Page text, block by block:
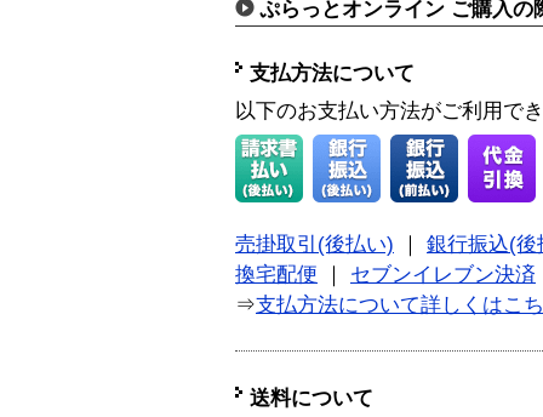
ぷらっとオンライン ご購入の
支払方法について
以下のお支払い方法がご利用で
売掛取引(後払い)
銀行振込(後
換宅配便
セブンイレブン決済
⇒支払方法について詳しくはこ
送料について